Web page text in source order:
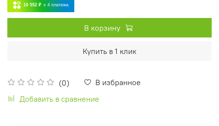
(0)
В избранное
Добавить в сравнение
10 552 ₽ x 4 платежа
В корзину
Купить в 1 клик